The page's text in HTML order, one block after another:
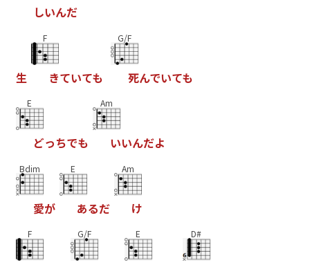
しいんた
生
F
きていても
G/F
死んていても
E
とっちても
Am
いいんたよ
Bdim
愛か
E
あるた
Am
け
F G/F E D#